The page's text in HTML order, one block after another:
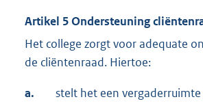
Artikel 5 Ondersteuning
Het college zorgt voor adequate
de cliëntenraad. Hiertoe:
a. stelt het een